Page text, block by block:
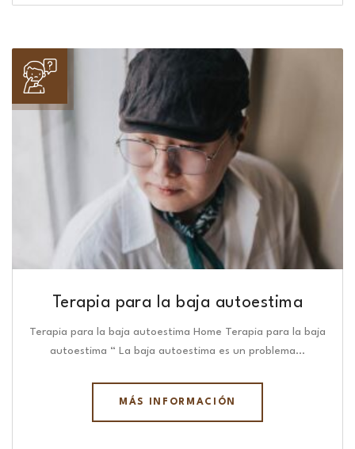
Terapia para la baja autoestima
Terapia para la baja autoestima Home Terapia para la baja
autoestima “ La baja autoestima es un problema…
MÁS INFORMACIÓN